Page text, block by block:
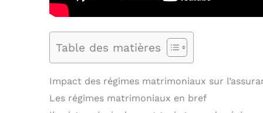
Table des matières
Impact des régimes matrimoniaux sur
Les régimes matrimoniaux en bref